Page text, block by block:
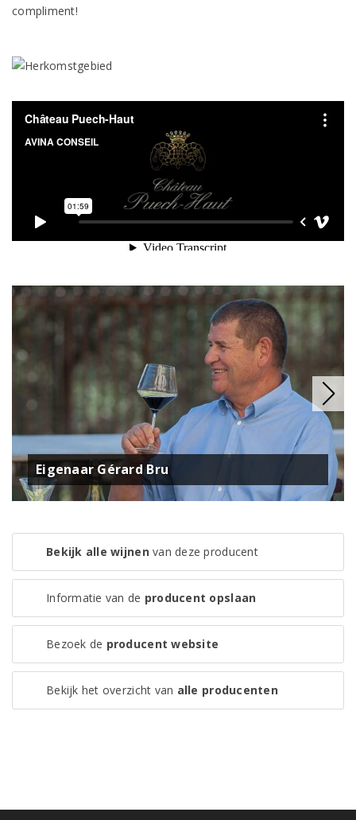
compliment!
Eigenaar Gérard Bru
Bekijk alle wijnenvan deze producent
Informatie van de producent opslaan
Bezoek de producent website
Bekijk het overzicht van alle producenten